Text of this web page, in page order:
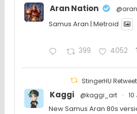
Aran Nation
Samus Aran | Metroid
399 4052
StingerHU
Kaggi @kaggi_art · 10
New Samus Aran 80s